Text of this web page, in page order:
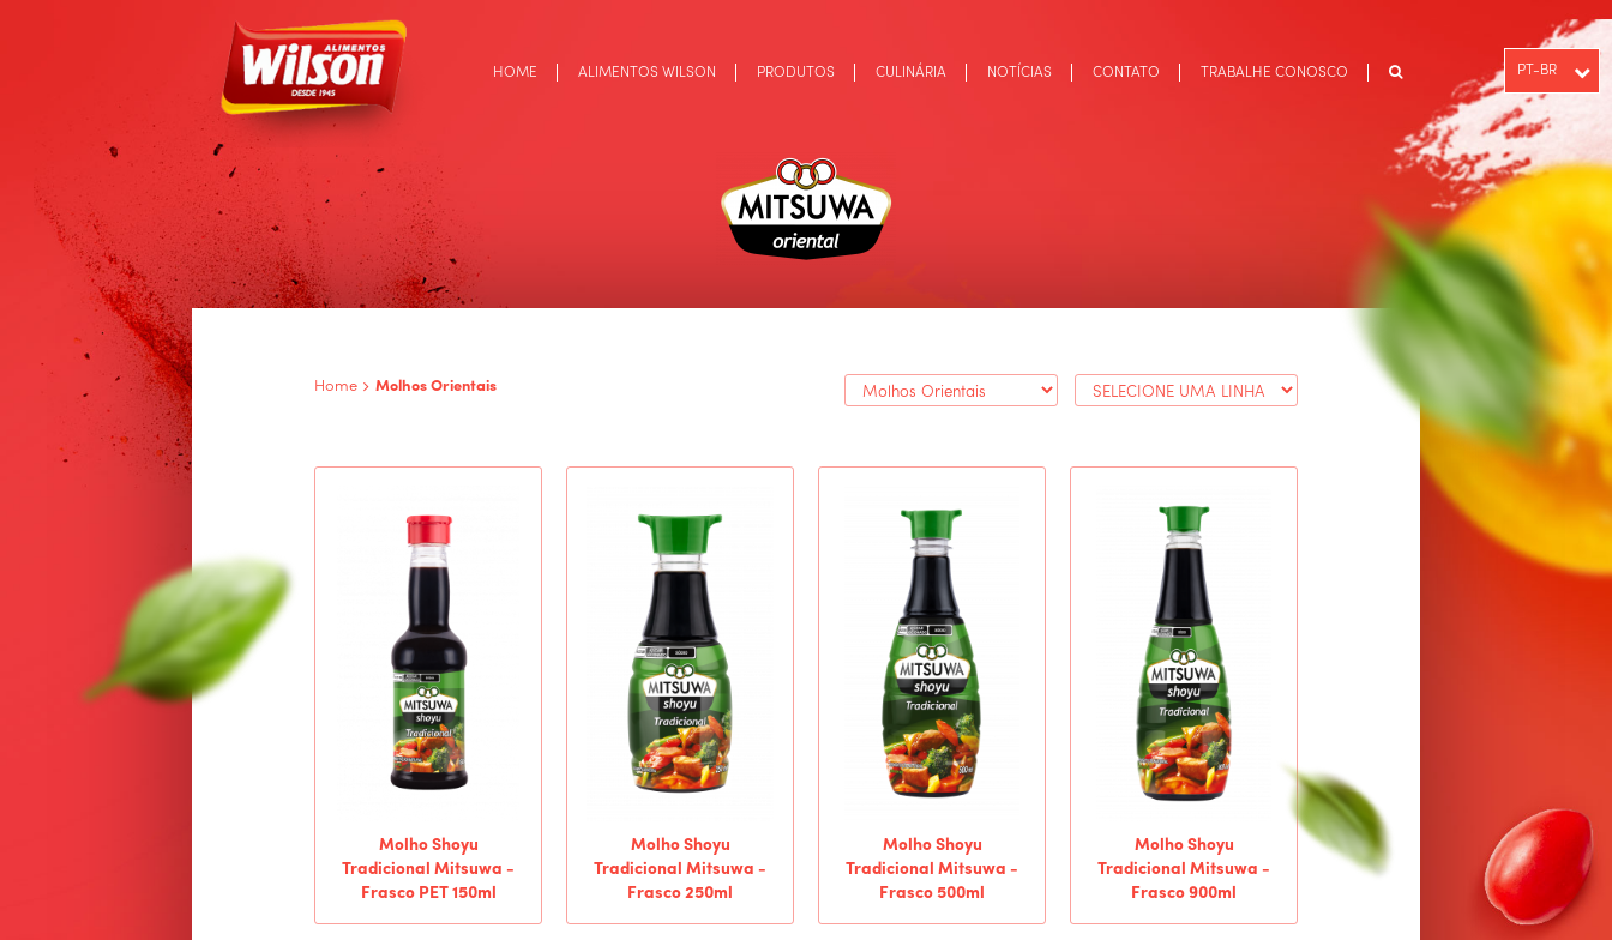
HOME ALIMENTOS WILSON PRODUTOS CULINÁRIA NOTÍCIAS CONTATO TRABALHE CONOSCO PT-BR
ENGLISH
ESPAÑOL
Home Molhos Orientais
Molho Shoyu
Tradicional Mitsuwa -
Frasco PET 150ml
Molho Shoyu
Tradicional Mitsuwa -
Frasco 250ml
Molho Shoyu
Tradicional Mitsuwa -
Frasco 500ml
Molho Shoyu
Tradicional Mitsuwa -
Frasco 900ml